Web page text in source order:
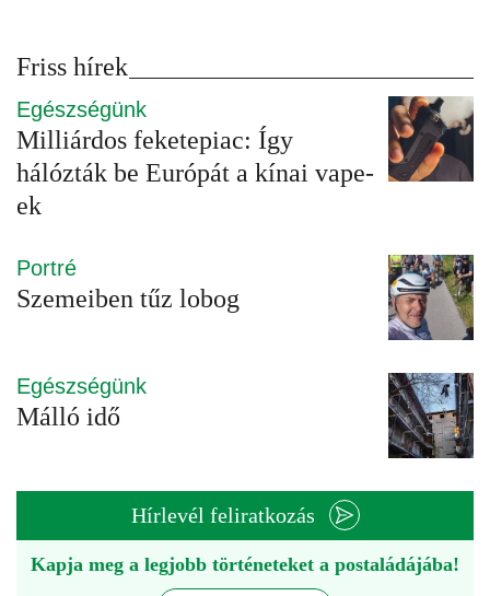
Friss hírek
Egészségünk
Milliárdos feketepiac: Így
hálózták be Európát a kínai vape-
ek
Portré
Szemeiben tűz lobog
Egészségünk
Málló idő
Hírlevél feliratkozás
Kapja meg a legjobb történeteket a postaládájába!